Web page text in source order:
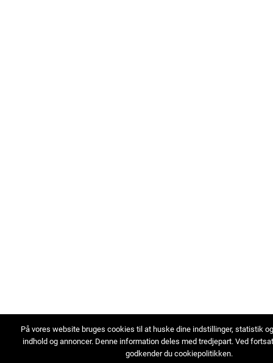
På vores website bruges cookies til at huske dine indstillinger, statistik
indhold og annoncer. Denne information deles med tredjepart. Ved
godkender du cookiepolitikken.